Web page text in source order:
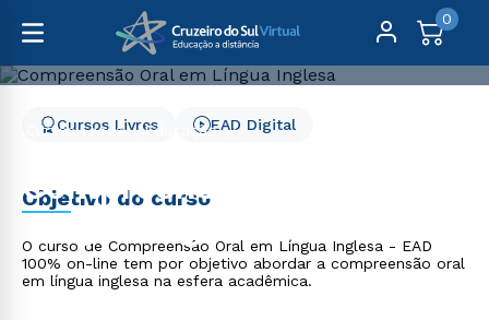
0
Cursos Livres
Educação
Compreensão Oral em
Língua Inglesa
Cursos Livres EAD Digital
Objetivo do curso
O curso de Compreensão Oral em Língua Inglesa - EAD
100% on-line tem por objetivo abordar a compreensão oral
em língua inglesa na esfera acadêmica.